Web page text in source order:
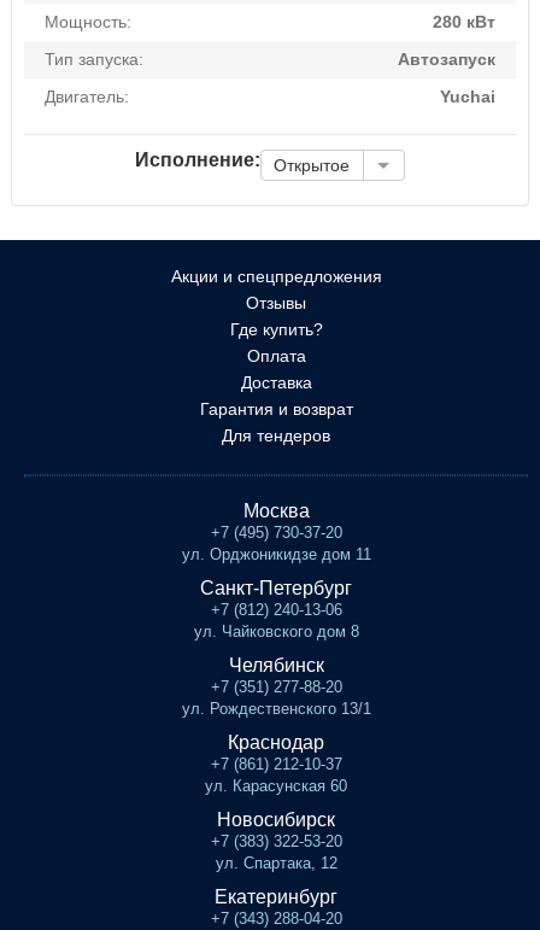
Мощность:
280 кВт
Тип запуска:
Автозапуск
Двигатель:
Yuchai
Исполнение: Открытое
Акции и спецпредложения
Отзывы
Где купить?
Оплата
Доставка
Гарантия и возврат
Для тендеров
Москва
+7 (495) 730-37-20
ул. Орджоникидзе дом 11
Санкт-Петербург
+7 (812) 240-13-06
ул. Чайковского дом 8
Челябинск
+7 (351) 277-88-20
ул. Рождественского 13/1
Краснодар
+7 (861) 212-10-37
ул. Карасунская 60
Новосибирск
+7 (383) 322-53-20
ул. Спартака, 12
Екатеринбург
+7 (343) 288-04-20